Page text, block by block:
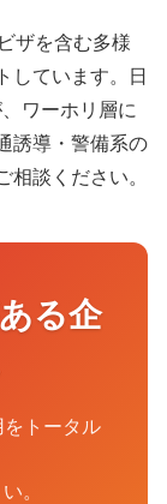
ザを含む多様
しています。日
ワーホリ層に
誘導・警備系の
談ください。
る企
トータル
。